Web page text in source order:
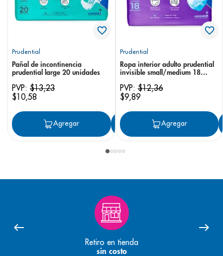
Prudential
Pañal de incontinencia
prudential large 20 unidades
PVP: $13,23
$10,58
Agregar Agregar
Prudential
Ropa interior adulto prudential
invisible small/medium 18
PVP:$12,36
$9,89
Agregar
Retiro en tienda
sin costo